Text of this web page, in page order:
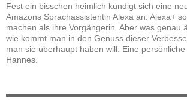
Fest ein bisschen heimlich kündigt sich eine
Amazons Sprachassistentin Alexa an: Alexa+
machen als ihre Vorgängerin. Aber was genau
wie kommt man in den Genuss dieser
man sie überhaupt haben will. Eine
Hannes.